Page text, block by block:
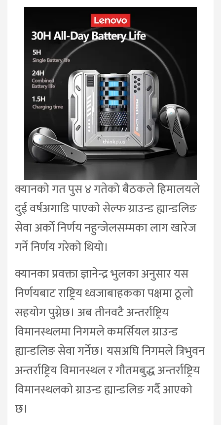
क्यानको गत पुस ४ गतेको बैठकले हिमालयले
दुई वर्षअगाडि पाएको सेल्फ ग्राउन्ड ह्यान्डलिङ
सेवा अर्को निर्णय नहुन्जेलसम्मका लाग खारेज
गर्ने निर्णय गरेको थियो।
क्यानका प्रवक्ता ज्ञानेन्द्र भुलका अनुसार यस
निर्णयबाट राष्ट्रिय ध्वजाबाहकका पक्षमा ठूलो
सहयोग पुग्नेछ। अब तीनवटै अन्तर्राष्ट्रिय
विमानस्थलमा निगमले कमर्सियल ग्राउन्ड
ह्यान्डलिङ सेवा गर्नेछ। यसअघि निगमले त्रिभुवन
अन्तर्राष्ट्रिय विमानस्थल र गौतमबुद्ध अन्तर्राष्ट्रिय
विमानस्थलको ग्राउन्ड ह्यान्डलिङ गर्दै आएको
छ।